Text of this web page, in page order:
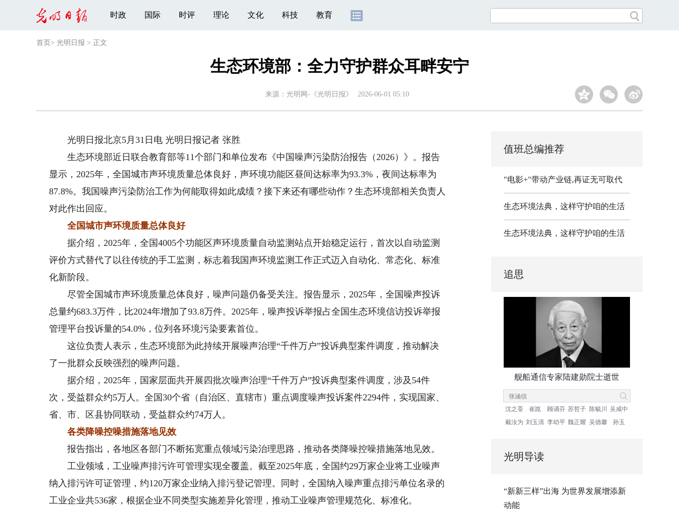
时政 国际 时评 理论 文化 科技 教育
首页 > 光明日报 > 正文
生态环境部：全力守护群众耳畔安宁
来源： 光明网-《光明日报》 2026-06-01 05:10
光明日报北京5月31日电 光明日报记者 张胜
生态环境部近日联合教育部等11个部门和单位发布《中国噪声污染防治报告（2026）》。报告
显示，2025年，全国城市声环境质量总体良好，声环境功能区昼间达标率为93.3%，夜间达标率为
87.8%。我国噪声污染防治工作为何能取得如此成绩？接下来还有哪些动作？生态环境部相关负责人
对此作出回应。
全国城市声环境质量总体良好
据介绍，2025年，全国4005个功能区声环境质量自动监测站点开始稳定运行，首次以自动监测
评价方式替代了以往传统的手工监测，标志着我国声环境监测工作正式迈入自动化、常态化、标准
化新阶段。
尽管全国城市声环境质量总体良好，噪声问题仍备受关注。报告显示，2025年，全国噪声投诉
总量约683.3万件，比2024年增加了93.8万件。2025年，噪声投诉举报占全国生态环境信访投诉举报
管理平台投诉量的54.0%，位列各环境污染要素首位。
这位负责人表示，生态环境部为此持续开展噪声治理“千件万户”投诉典型案件调度，推动解决
了一批群众反映强烈的噪声问题。
据介绍，2025年，国家层面共开展四批次噪声治理“千件万户”投诉典型案件调度，涉及54件
次，受益群众约5万人。全国30个省（自治区、直辖市）重点调度噪声投诉案件2294件，实现国家、
省、市、区县协同联动，受益群众约74万人。
各类降噪控噪措施落地见效
报告指出，各地区各部门不断拓宽重点领域污染治理思路，推动各类降噪控噪措施落地见效。
工业领域，工业噪声排污许可管理实现全覆盖。截至2025年底，全国约29万家企业将工业噪声
纳入排污许可证管理，约120万家企业纳入排污登记管理。同时，全国纳入噪声重点排污单位名录的
工业企业共536家，根据企业不同类型实施差异化管理，推动工业噪声管理规范化、标准化。
值班总编推荐
"电影+"带动产业链,再证无可取代
生态环境法典，这样守护咱的生活
生态环境法典，这样守护咱的生活
追思
舰船通信专家陆建勋院士逝世
沈之荃 崔崑 顾诵芬 苏哲子 陈毓川
吴咸中
戴汝为 刘玉清 李幼平 魏正耀 吴德馨 孙玉
光明导读
“新新三样”出海 为世界发展增添新
动能